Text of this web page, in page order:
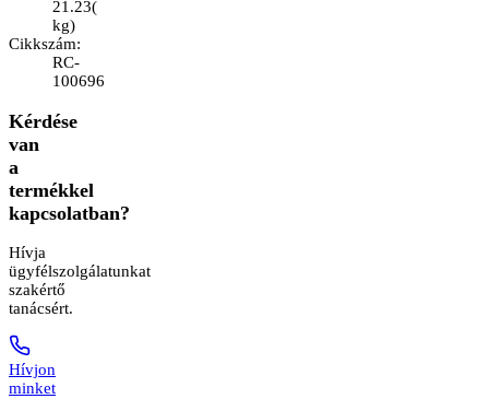
21.23(
kg)
Cikkszám:
RC-
100696
Kérdése
van
a
termékkel
kapcsolatban?
Hívja
ügyfélszolgálatunkat
szakértő
tanácsért.
Hívjon
minket